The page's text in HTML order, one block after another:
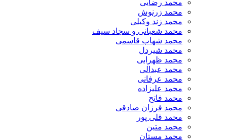
محمد رضایی
محمد زرنوش
محمد زند وکیلی
محمد شعبانی و سجاد سیف
محمد شهاب قاسمی
​محمد شیردل
محمد ظهرابی
محمد عبدالی
محمد عرفانی
محمد علیزاده
محمد فاتح
محمد فرزان صادقی
محمد قلی پور
محمد متین
محمد مستان